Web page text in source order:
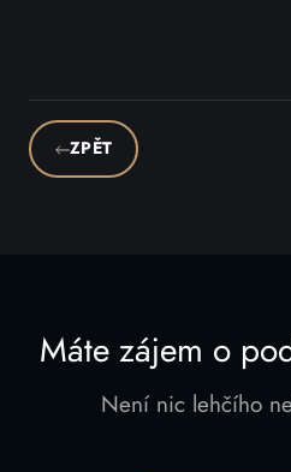
ZPĚT
Máte zájem o
Není nic lehčího